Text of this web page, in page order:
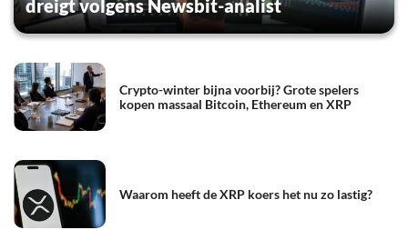
dreigt volgens Newsbit-analist
Crypto-winter bijna voorbij? Grote spelers
kopen massaal Bitcoin, Ethereum en XRP
Waarom heeft de XRP koers het nu zo lastig?